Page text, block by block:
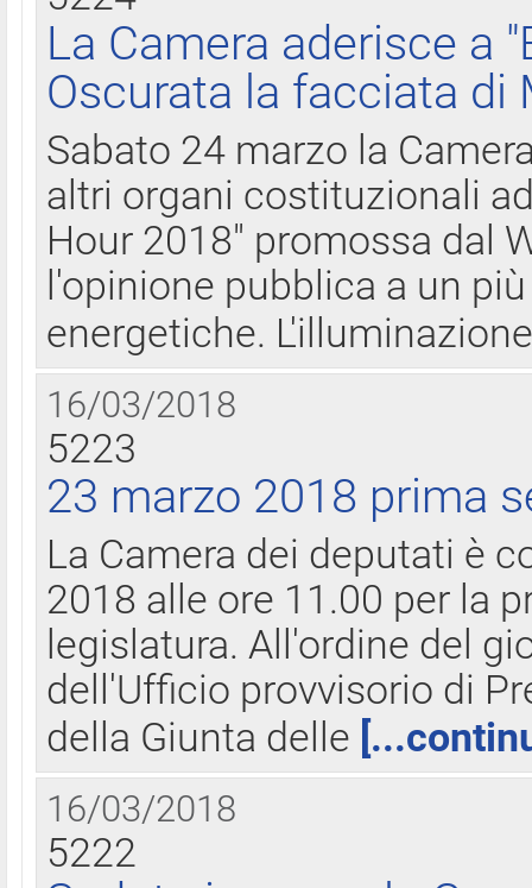
La Camera aderisce a
Oscurata la facciata di
Sabato 24 marzo la
altri organi costituzionali
Hour 2018" promossa dal
l'opinione pubblica a un
energetiche.
16/03/2018
5223
23 marzo 2018 prima
La Camera dei deputati è
2018 alle ore 11.00 per la
legislatura. All'ordine del
dell'Ufficio provvisorio di
della Giunta delle
16/03/2018
5222